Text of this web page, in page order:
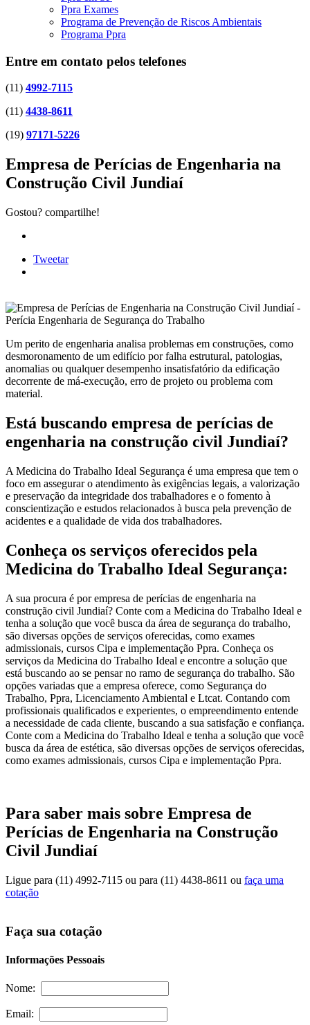
Ppra Exames
Programa de Prevenção de Riscos Ambientais
Programa Ppra
Entre em contato pelos telefones
(11) 4992-7115
(11) 4438-8611
(19) 97171-5226
Empresa de Perícias de Engenharia na
Construção Civil Jundiaí
Gostou? compartilhe!
Tweetar
Um perito de engenharia analisa problemas em construções, como
desmoronamento de um edifício por falha estrutural, patologias,
anomalias ou qualquer desempenho insatisfatório da edificação
decorrente de má-execução, erro de projeto ou problema com
material.
Está buscando empresa de perícias de
engenharia na construção civil Jundiaí?
A Medicina do Trabalho Ideal Segurança é uma empresa que tem o
foco em assegurar o atendimento às exigências legais, a valorização
e preservação da integridade dos trabalhadores e o fomento à
conscientização e estudos relacionados à busca pela prevenção de
acidentes e a qualidade de vida dos trabalhadores.
Conheça os serviços oferecidos pela
Medicina do Trabalho Ideal Segurança:
A sua procura é por empresa de perícias de engenharia na
construção civil Jundiaí? Conte com a Medicina do Trabalho Ideal e
tenha a solução que você busca da área de segurança do trabalho,
são diversas opções de serviços oferecidas, como exames
admissionais, cursos Cipa e implementação Ppra. Conheça os
serviços da Medicina do Trabalho Ideal e encontre a solução que
está buscando ao se pensar no ramo de segurança do trabalho. São
opções variadas que a empresa oferece, como Segurança do
Trabalho, Ppra, Licenciamento Ambiental e Ltcat. Contando com
profissionais qualificados e experientes, o empreendimento entende
a necessidade de cada cliente, buscando a sua satisfação e confiança.
Conte com a Medicina do Trabalho Ideal e tenha a solução que você
busca da área de estética, são diversas opções de serviços oferecidas,
como exames admissionais, cursos Cipa e implementação Ppra.
Para saber mais sobre Empresa de
Perícias de Engenharia na Construção
Civil Jundiaí
Ligue para (11) 4992-7115 ou para (11) 4438-8611 ou faça uma
cotação
Faça sua cotação
Informações Pessoais
Nome:
Email: